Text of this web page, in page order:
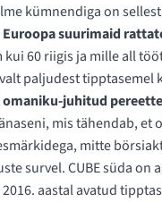
kümnendiga on
Euroopa suurimaid
kui 60 riigis ja mille all
paljudest tipptasemel
omaniku-juhitud
mis tähendab, et
mitte
survel. CUBE süda on
aastal avatud